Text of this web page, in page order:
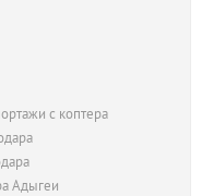
с коптера
Адыгеи